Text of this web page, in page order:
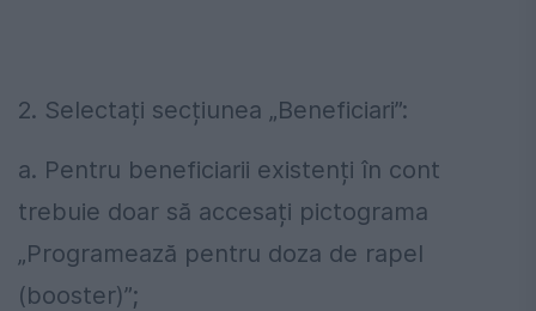
2. Selectați secțiunea „Beneficiari”:
a. Pentru beneficiarii existenți în cont
trebuie doar să accesați pictograma
„Programează pentru doza de rapel
(booster)”;